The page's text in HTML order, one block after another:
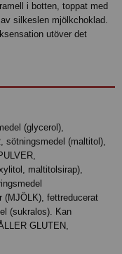
i botten, toppat med
silkeslen mjölkchoklad.
utöver det
sötningsmedel (maltitol),
maltitolsirap),
(MJÖLK), fettreducerat
(sukralos). Kan
GLUTEN,